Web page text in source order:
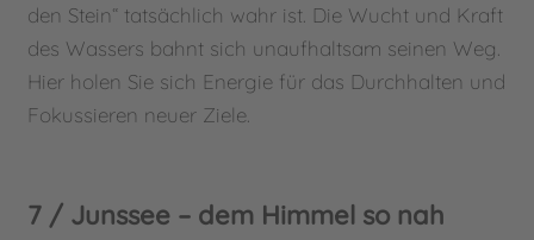
den Stein“ tatsächlich wahr ist. Die Wucht und Kraft
des Wassers bahnt sich unaufhaltsam seinen Weg.
Hier holen Sie sich Energie für das Durchhalten und
Fokussieren neuer Ziele.
7 / Junssee – dem Himmel so nah